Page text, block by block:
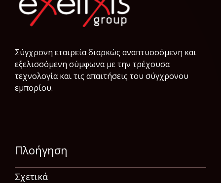
Σύγχρονη εταιρεία διαρκώς αναπτυσσόμενη και
εξελισσόμενη σύμφωνα µε την τρέχουσα
τεχνολογία και τις απαιτήσεις του σύγχρονου
εμπορίου.
Πλοήγηση
Σχετικά